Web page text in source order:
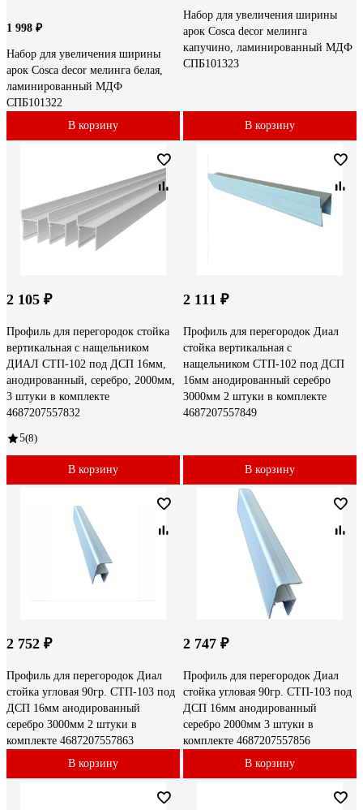
1 998 ₽
Набор для увеличения ширины
арок Cosca decor мелинга белая,
ламинированный МДФ
СПБ101322
В корзину
Набор для увеличения ширины
арок Cosca decor мелинга
капучино, ламинированный МДФ
СПБ101323
В корзину
2 105 ₽
Профиль для перегородок стойка
вертикальная с нащельником
ДИАЛ СТП-102 под ДСП 16мм,
анодированный, серебро, 2000мм,
3 штуки в комплекте
4687207557832
5(8)
В корзину
2 111 ₽
Профиль для перегородок Диал
стойка вертикальная с
нащельником СТП-102 под ДСП
16мм анодированный серебро
3000мм 2 штуки в комплекте
4687207557849
В корзину
2 752 ₽
Профиль для перегородок Диал
стойка угловая 90гр. СТП-103 под
ДСП 16мм анодированный
серебро 3000мм 2 штуки в
комплекте 4687207557863
В корзину
2 747 ₽
Профиль для перегородок Диал
стойка угловая 90гр. СТП-103 под
ДСП 16мм анодированный
серебро 2000мм 3 штуки в
комплекте 4687207557856
В корзину